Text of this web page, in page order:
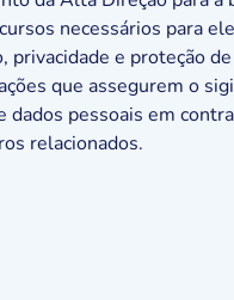
necessários para
privacidade e proteção
que assegurem o
dados pessoais em
relacionados.